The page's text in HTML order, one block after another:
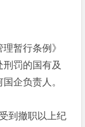
暂行条例》
罚的国有及
企负责人。
到撤职以上纪